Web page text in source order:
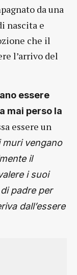
da una
nascita e
che il
l’arrivo del
essere
mai perso la
essere un
muri vengano
il
i suoi
padre per
dall’essere